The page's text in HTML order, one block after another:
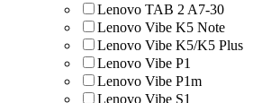
Lenovo TAB 2 A7-30
Lenovo Vibe K5 Note
Lenovo Vibe K5/K5 Plus
Lenovo Vibe P1
Lenovo Vibe P1m
Lenovo Vibe S1